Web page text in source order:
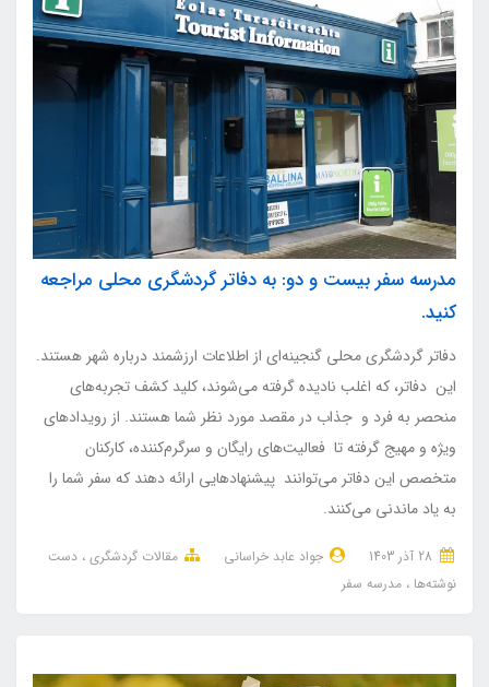
مدرسه سفر بیست و دو: به دفاتر گردشگری محلی مراجعه
کنید.
دفاتر گردشگری محلی گنجینه‌ای از اطلاعات ارزشمند درباره شهر هستند.
این دفاتر، که اغلب نادیده گرفته می‌شوند، کلید کشف تجربه‌های
منحصر به فرد و جذاب در مقصد مورد نظر شما هستند. از رویدادهای
ویژه و مهیج گرفته تا فعالیت‌های رایگان و سرگرم‌کننده، کارکنان
متخصص این دفاتر می‌توانند پیشنهادهایی ارائه دهند که سفر شما را
به یاد ماندنی می‌کنند.
جواد عابد خراسانی مقالات گردشگری دست
نوشته‌ها
مدرسه سفر